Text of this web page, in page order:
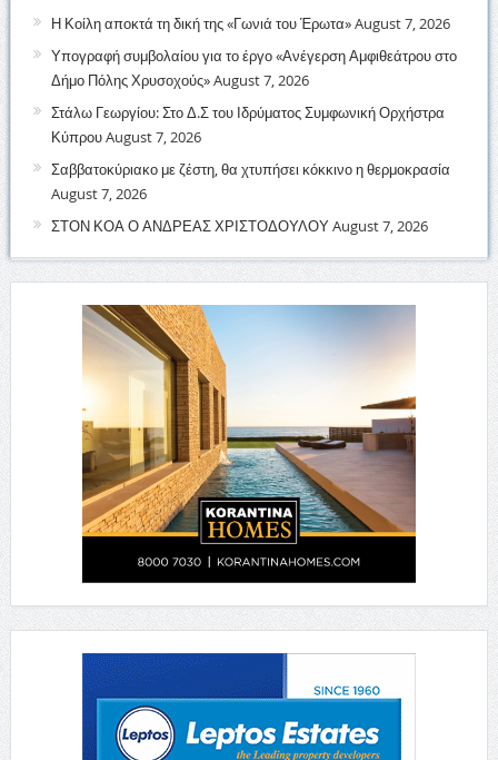
Η Κοίλη αποκτά τη δική της «Γωνιά του Έρωτα»August 7, 2026
Υπογραφή συμβολαίου για το έργο «Ανέγερση Αμφιθεάτρου στο
Δήμο Πόλης Χρυσοχούς»August 7, 2026
Στάλω Γεωργίου: Στο Δ.Σ του Ιδρύματος Συμφωνική Ορχήστρα
ΚύπρουAugust 7, 2026
Σαββατοκύριακο με ζέστη, θα χτυπήσει κόκκινο η θερμοκρασία
August 7, 2026
ΣΤΟΝ ΚΟΑ Ο ΑΝΔΡΕΑΣ ΧΡΙΣΤΟΔΟΥΛΟΥAugust 7, 2026